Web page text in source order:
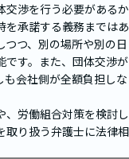
交渉を行う必要があるか
を承諾する義務まではあ
つ、別の場所や別の日
です。また、団体交渉が
会社側が全額負担しな
、労働組合対策を検討し
取り扱う弁護士に法律相